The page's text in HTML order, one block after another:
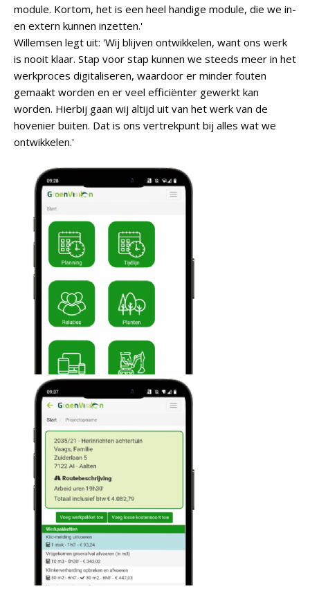
module. Kortom, het is een heel handige module, die we in-
en extern kunnen inzetten.'
Willemsen legt uit: 'Wij blijven ontwikkelen, want ons werk
is nooit klaar. Stap voor stap kunnen we steeds meer in het
werkproces digitaliseren, waardoor er minder fouten
gemaakt worden en er veel efficiënter gewerkt kan
worden. Hierbij gaan wij altijd uit van het werk van de
hovenier buiten. Dat is ons vertrekpunt bij alles wat we
ontwikkelen.'